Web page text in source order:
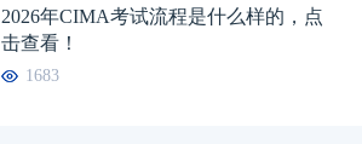
2026年CIMA考试流程是什么样的，点
击查看！
1683